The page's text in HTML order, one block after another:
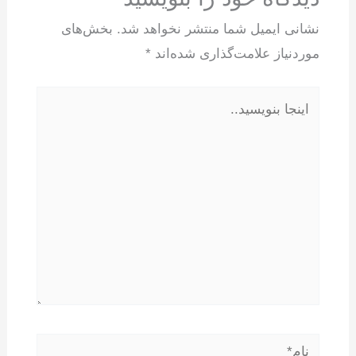
نشانی ایمیل شما منتشر نخواهد شد. بخش‌های
موردنیاز علامت‌گذاری شده‌اند *
نام*